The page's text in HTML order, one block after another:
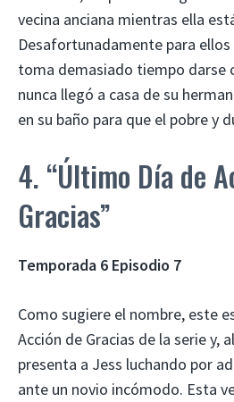
vecina anciana mientras ella
Desafortunadamente para ellos
toma demasiado tiempo darse
nunca llegó a casa de su
en su baño para que el pobre y
4. “Último Día de
Gracias”
Temporada 6 Episodio 7
Como sugiere el nombre, este
Acción de Gracias de la serie y,
presenta a Jess luchando por
ante un novio incómodo. Esta